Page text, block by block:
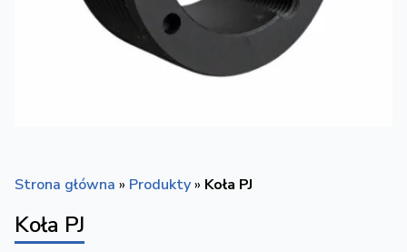
Strona główna » Produkty» Koła PJ
Koła PJ